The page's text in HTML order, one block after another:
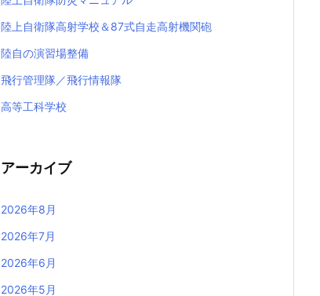
陸上自衛隊高射学校＆87式自走高射機関砲
陸自の演習場整備
飛行管理隊／飛行情報隊
高等工科学校
アーカイブ
2026年8月
2026年7月
2026年6月
2026年5月